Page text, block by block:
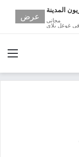
المدينة
مجانى
في غوغل بلاي
عرض